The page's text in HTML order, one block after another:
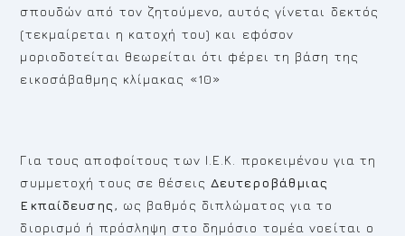
σπουδών από τον ζητούμενο, αυτός γίνεται δεκτός
(τεκμαίρεται η κατοχή του) και εφόσον
μοριοδοτείται θεωρείται ότι φέρει τη βάση της
εικοσάβαθμης κλίμακας «10»
Για τους αποφοίτους των Ι.Ε.Κ. προκειμένου για τη
συμμετοχή τους σε θέσεις Δευτεροβάθμιας
Εκπαίδευσης, ως βαθμός διπλώματος για το
διορισμό ή πρόσληψη στο δημόσιο τομέα νοείται ο